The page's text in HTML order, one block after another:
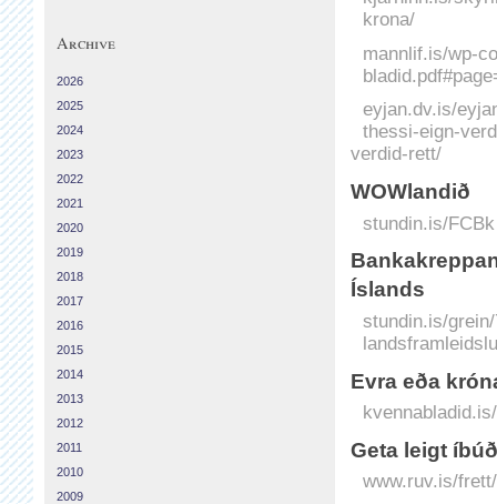
krona/
mannlif.is/wp-
eyjan.dv.is/
thessi-eign-
verdid-rett/
WOWlandið
stundin.is/FCBk
Íslands
stundin.is/
Evra eða
Geta leigt
www.ruv.is/
Archive
2026
2025
2024
2023
2022
2021
2020
2019
2018
2017
2016
2015
2014
2013
2012
2011
2010
2009